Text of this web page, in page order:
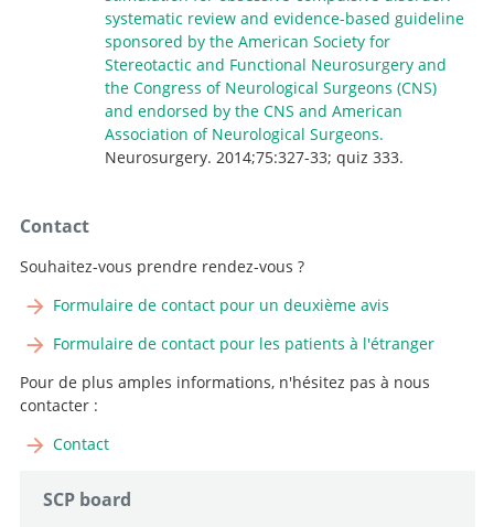
systematic review and evidence-based guideline
sponsored by the American Society for
Stereotactic and Functional Neurosurgery and
the Congress of Neurological Surgeons (CNS)
and endorsed by the CNS and American
Association of Neurological Surgeons.
Neurosurgery. 2014;75:327-33; quiz 333.
Contact
Souhaitez-vous prendre rendez-vous ?
Formulaire de contact pour un deuxième avis
Formulaire de contact pour les patients à l'étranger
Pour de plus amples informations, n'hésitez pas à nous
contacter :
Contact
SCP board